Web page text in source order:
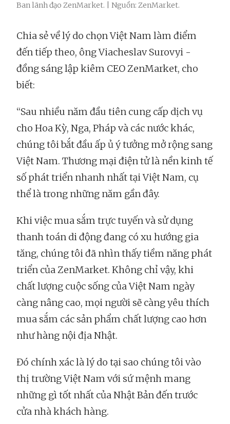
Ban lãnh đạo ZenMarket. | Nguồn: ZenMarket.
Chia sẻ về lý do chọn Việt Nam làm điểm
đến tiếp theo, ông Viacheslav Surovyi -
đồng sáng lập kiêm CEO ZenMarket, cho
biết:
“Sau nhiều năm đầu tiên cung cấp dịch vụ
cho Hoa Kỳ, Nga, Pháp và các nước khác,
chúng tôi bắt đầu ấp ủ ý tưởng mở rộng sang
Việt Nam. Thương mại điện tử là nền kinh tế
số phát triển nhanh nhất tại Việt Nam, cụ
thể là trong những năm gần đây.
Khi việc mua sắm trực tuyến và sử dụng
thanh toán di động đang có xu hướng gia
tăng, chúng tôi đã nhìn thấy tiềm năng phát
triển của ZenMarket. Không chỉ vậy, khi
chất lượng cuộc sống của Việt Nam ngày
càng nâng cao, mọi người sẽ càng yêu thích
mua sắm các sản phẩm chất lượng cao hơn
như hàng nội địa Nhật.
Đó chính xác là lý do tại sao chúng tôi vào
thị trường Việt Nam với sứ mệnh mang
những gì tốt nhất của Nhật Bản đến trước
cửa nhà khách hàng.